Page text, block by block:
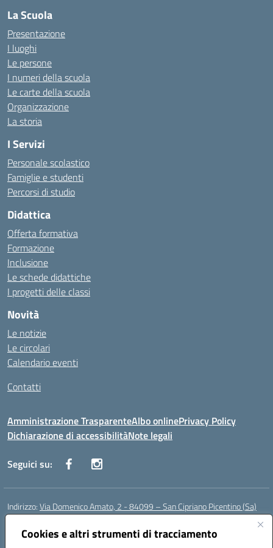
Cookies e altri strumenti di tracciamento
La Scuola
Presentazione
I luoghi
Le persone
I numeri della scuola
Le carte della scuola
Organizzazione
La storia
I Servizi
Personale scolastico
Famiglie e studenti
Percorsi di studio
Didattica
Offerta formativa
Formazione
Inclusione
Le schede didattiche
I progetti delle classi
Novità
Le notizie
Le circolari
Calendario eventi
Contatti
Amministrazione TrasparenteAlbo onlinePrivacy Policy
Dichiarazione di accessibilitàNote legali
Seguici su:
Indirizzo:Via Domenico Amato, 2 - 84099 – San Cipriano Picentino (Sa)
Centralino:
Posta elettronica certificata (PEC):saic87700c@pec.istruzione.it